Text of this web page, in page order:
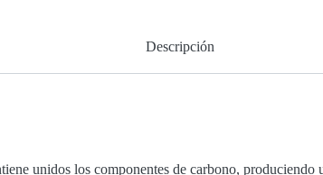
Descripción
unidos los componentes de carbono,